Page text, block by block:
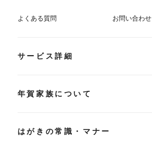
よくある質問 お問い合わせ
サービス詳細
年賀家族について
はがきの常識・マナー